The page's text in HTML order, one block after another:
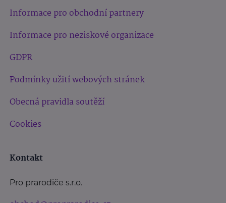
Informace pro obchodní partnery
Informace pro neziskové organizace
GDPR
Podmínky užití webových stránek
Obecná pravidla soutěží
Cookies
Kontakt
Pro prarodiče s.r.o.